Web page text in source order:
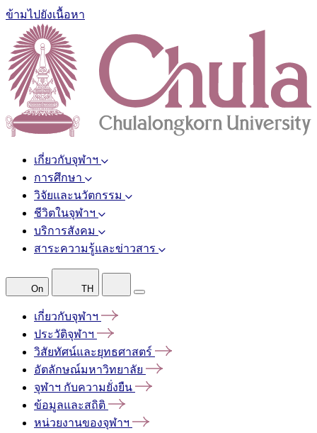
ข้ามไปยังเนื้อหา
เกี่ยวกับจุฬาฯ
การศึกษา
วิจัยและนวัตกรรม
ชีวิตในจุฬาฯ
บริการสังคม
สาระความรู้และข่าวสาร
On TH
เกี่ยวกับจุฬาฯ
ประวัติจุฬาฯ
วิสัยทัศน์และยุทธศาสตร์
อัตลักษณ์มหาวิทยาลัย
จุฬาฯ กับความยั่งยืน
ข้อมูลและสถิติ
หน่วยงานของจุฬาฯ